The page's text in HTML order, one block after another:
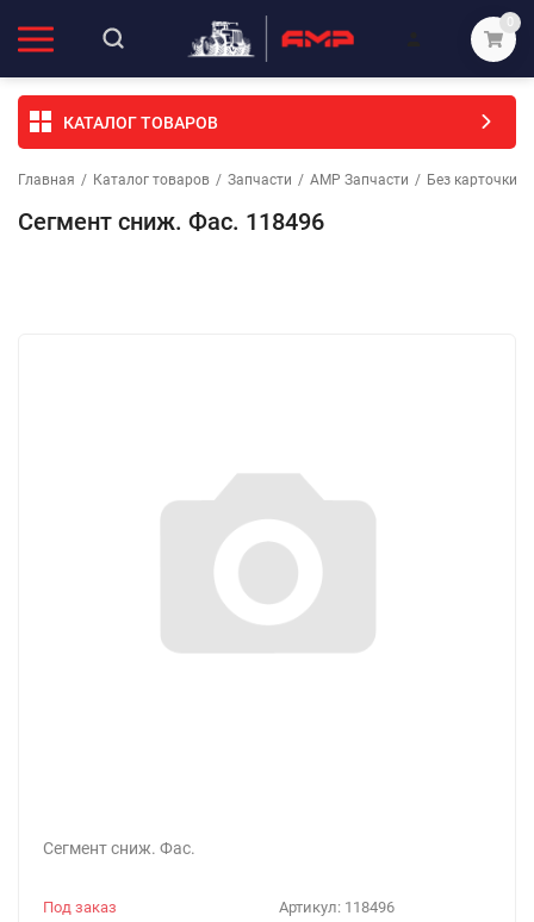
0
КАТАЛОГ ТОВАРОВ
Главная / Каталог товаров / Запчасти / АМР Запчасти / Без карточки
Сегмент сниж. Фас. 118496
Сегмент сниж. Фас.
Артикул: 118496
Под заказ